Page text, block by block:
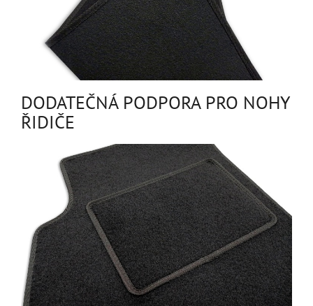
DODATEČNÁ PODPORA PRO NOHY
ŘIDIČE